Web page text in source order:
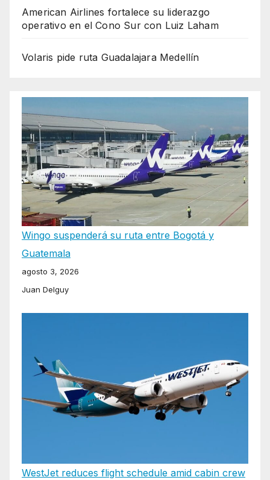
American Airlines fortalece su liderazgo
operativo en el Cono Sur con Luiz Laham
Volaris pide ruta Guadalajara Medellín
Wingo suspenderá su ruta entre Bogotá y
Guatemala
agosto 3, 2026
Juan Delguy
WestJet reduces flight schedule amid cabin crew